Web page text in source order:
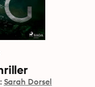
Sarah Dorsel